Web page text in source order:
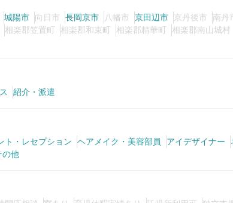
城陽市 向日市 長岡京市 八幡市 京田辺市 京丹後市 南丹
相楽郡笠置町 相楽郡和束町 相楽郡精華町 相楽郡南山城村
紹介・派遣
ト・レセプション ヘアメイク・美容部員 アイデザイナー
の他